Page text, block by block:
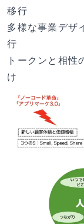
移行
多様な事業デザ
行
トークンと相性
け